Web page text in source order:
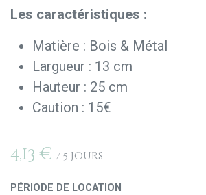
Les caractéristiques :
Matière : Bois & Métal
Largueur : 13 cm
Hauteur : 25 cm
Caution : 15€
4,13 € /5 Jours
PÉRIODE DE LOCATION